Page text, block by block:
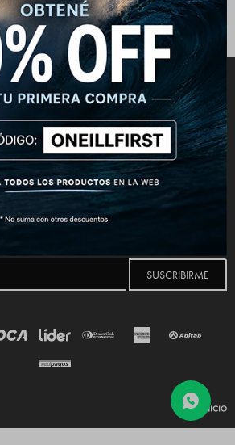
Wetsuits
CONECTATE
  
NEWSLETTER
y recibí todas nuestras novedades!
SUSCRIBIRME